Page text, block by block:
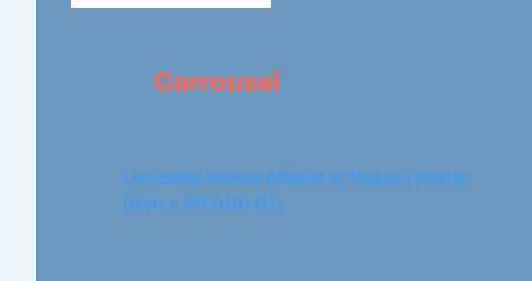
Carrousel
Le cercle James Allison & Tasuku Honjo
(don > 20 000 €) :